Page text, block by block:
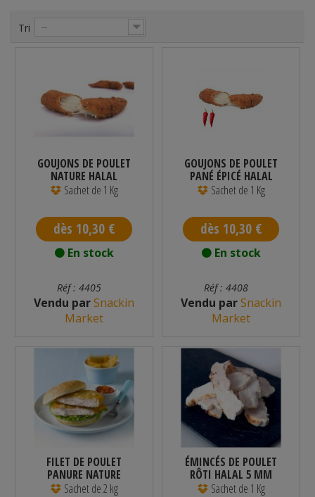
Tri --
GOUJONS DE POULET
NATURE HALAL
SURGELÉ 1 KG -...
Sachet de 1 Kg
dès 10,30 €
En stock
Réf : 4405
Vendu parSnackin
Market
GOUJONS DE POULET
PANÉ ÉPICÉ HALAL
35/45 G 1 KG
Sachet de 1 Kg
dès 10,30 €
En stock
Réf : 4408
Vendu parSnackin
Market
FILET DE POULET
PANURE NATURE
HALAL SURGELÉ 2...
Sachet de 2 kg
ÉMINCÉS DE POULET
RÔTI HALAL 5 MM
(+/- 2 MM)...
Sachet de 1 Kg